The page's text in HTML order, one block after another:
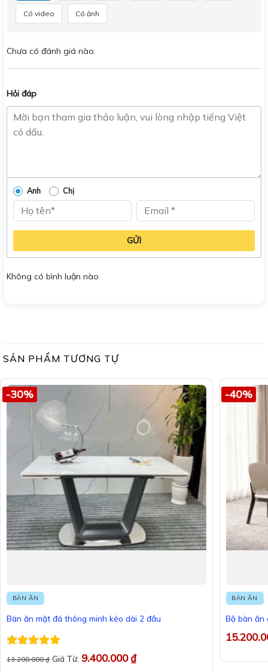
Có video Có ảnh
Chưa có đánh giá nào.
Hỏi đáp
Anh Chị
GỬI
Không có bình luận nào
SẢN PHẨM TƯƠNG TỰ
-30%
BÀN ĂN
Bàn ăn mặt đá thông minh kéo dài 2 đầu
hạng55 sao
13.200.000₫ Giá Từ: 9.400.000₫
-40%
BÀN ĂN
Bộ bàn ăn